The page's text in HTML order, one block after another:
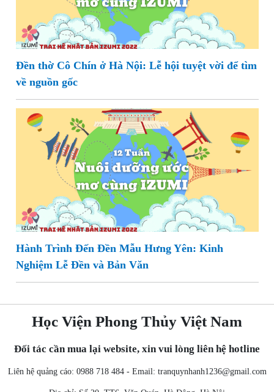
Đền thờ Cô Chín ở Hà Nội: Lễ hội tuyệt vời để tìm
về nguồn gốc
Hành Trình Đến Đền Mẫu Hưng Yên: Kinh
Nghiệm Lễ Đền và Bản Văn
Học Viện Phong Thủy Việt Nam
Đối tác cần mua lại website, xin vui lòng liên hệ hotline
Liên hệ quảng cáo: 0988 718 484 - Email: tranquynhanh1236@gmail.com